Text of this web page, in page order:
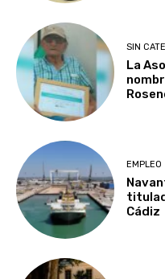
SIN
La
EMPLEO
Cádiz